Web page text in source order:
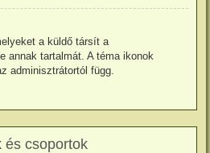
a küldő társít a
annak tartalmát. A téma ikonok
adminisztrátortól függ.
és csoportok